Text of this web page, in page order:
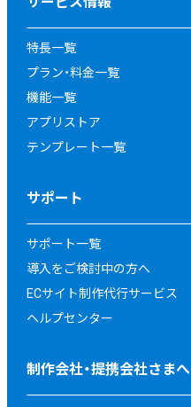
特長一覧
プラン・料金一覧
機能一覧
アプリストア
テンプレート一覧
サポート
サポート一覧
導入をご検討中の方へ
ECサイト制作代行サービス
ヘルプセンター
制作会社・提携会社さまへ